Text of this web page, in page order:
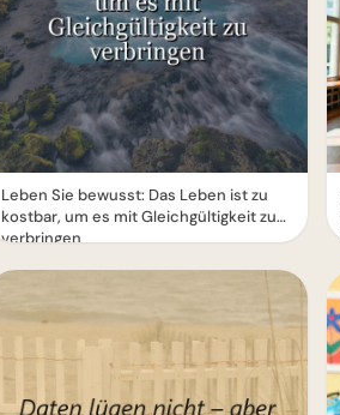
Leben Sie bewusst: Das Leben ist zu
kostbar, um es mit Gleichgültigkeit zu
verbringen